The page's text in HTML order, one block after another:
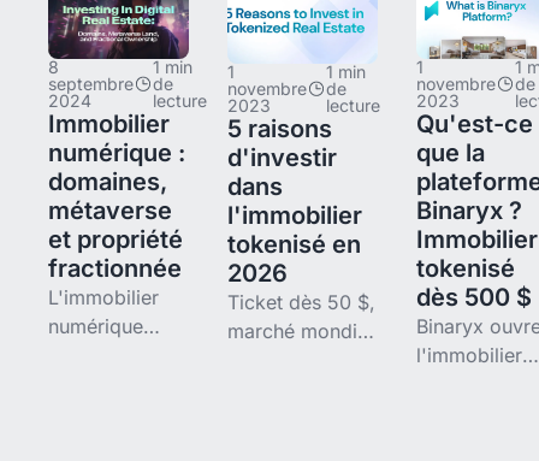
10 % plus
précises et
jusqu'à 180
milliards $ de
valeur créée
selon
McKinsey :
l'intelligence
artificielle
redessine
adaptées à
propriété
complète à
partir de 150
000 $, marchés
émergents
(Tbilissi,
en hausse de
25 % :
Bali,
Turquie,
Espagne,
Mexique et
Serbie
comparés.
Rendements
8
septembre
2024
1 min
de
lecture
Immobilier
numérique :
domaines,
métaverse
et propriété
fractionnée
L'immobilier
numérique
1
novembre
2023
1 min
de
lecture
5 raisons
d'investir
dans
l'immobilier
tokenisé en
2026
Ticket dès 50 $,
marché mondial
1
novembre
2023
1
de
Qu'est-ce
que la
Binaryx ?
Immobilier
tokenisé
dès 500 $
Binaryx
l'immobilier